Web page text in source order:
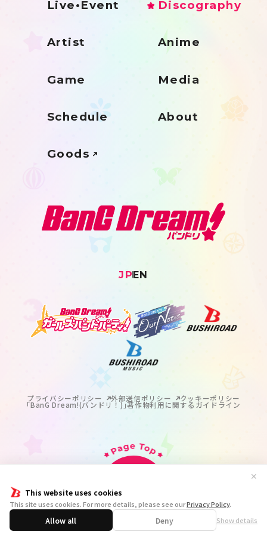
This website uses cookies
This site uses cookies. For more details, please see ourPrivacy Policy.
Allow all Deny Show details
✕
Live•Event Discography
Artist Anime
Game Media
Schedule About
Goods
JPEN
プライバシーポリシー 外部送信ポリシー クッキーポリシー
｢BanG Dream!(バンドリ！)｣著作物利用に関するガイドライン
掲載の記事・写真・イラスト等のすべてのコンテンツの
無断複写・転載を禁じます。
© BanG Dream! Project